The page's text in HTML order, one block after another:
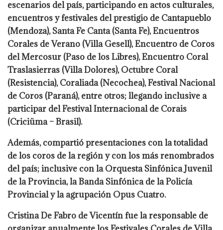
escenarios del país, participando en actos culturales,
encuentros y festivales del prestigio de Cantapueblo
(Mendoza), Santa Fe Canta (Santa Fe), Encuentros
Corales de Verano (Villa Gesell), Encuentro de Coros
del Mercosur (Paso de los Libres), Encuentro Coral
Traslasierras (Villa Dolores), Octubre Coral
(Resistencia), Coraliada (Necochea), Festival Nacional
de Coros (Paraná), entre otros; llegando inclusive a
participar del Festival Internacional de Corais
(Criciüma – Brasil).
Además, compartió presentaciones con la totalidad
de los coros de la región y con los más renombrados
del país; inclusive con la Orquesta Sinfónica Juvenil
de la Provincia, la Banda Sinfónica de la Policía
Provincial y la agrupación Opus Cuatro.
Cristina De Fabro de Vicentín fue la responsable de